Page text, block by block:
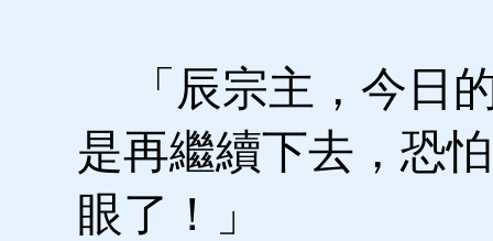
「辰宗主，今日
是再繼續下去，恐
眼了！」